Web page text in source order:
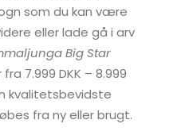
som du kan være
eller lade gå i arv
Big Star
7.999 DKK – 8.999
kvalitetsbevidste
fra ny eller brugt.